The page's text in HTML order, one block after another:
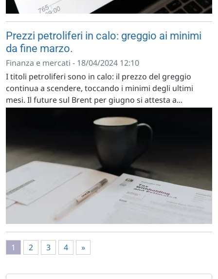
Prezzi petroliferi in calo: greggio ai minimi
da fine marzo.
Finanza e mercati - 18/04/2024 12:10
I titoli petroliferi sono in calo: il prezzo del greggio
continua a scendere, toccando i minimi degli ultimi
mesi. Il future sul Brent per giugno si attesta a...
1 2 3 4 »